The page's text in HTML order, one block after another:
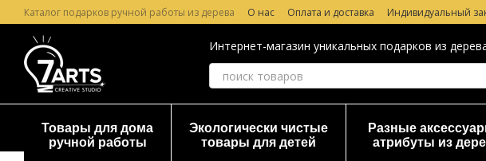
Перейти к основному контенту
Каталог подарков ручной работы из дерева О нас Оплата и доставка Индивидуальный
Лазерная гравировка по дереву
Гарантия и Возврат Отзывы о магазине
Интернет-магазин уникальных подарков из
Товары для дома
ручной работы
Экологически чистые
товары для детей
Разные
атрибуты из